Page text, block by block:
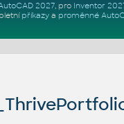
2027, pro Inventor
příkazya proměnné